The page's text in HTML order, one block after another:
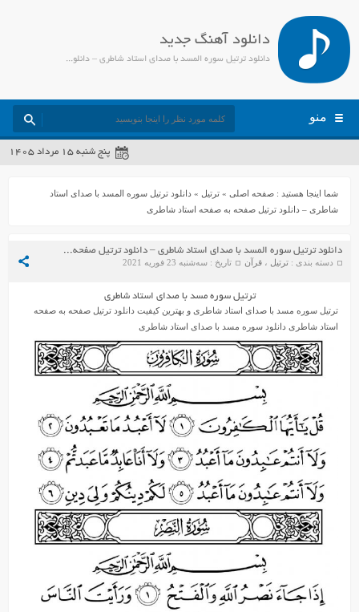
دانلود آهنگ جدید
دانلود ترتیل سوره المسد با صدای استاد شاطری – دانلود ترتیل صفحه به صفحه استاد شاطری - جمیل مدیا
منو
پنج شنبه ۱۵ مرداد ۱۴۰۵
شما اینجا هستید :صفحه اصلی »ترتیل »دانلود ترتیل سوره المسد با صدای استاد
شاطری – دانلود ترتیل صفحه به صفحه استاد شاطری
دانلود ترتیل سوره المسد با صدای استاد شاطری – دانلود ترتیل صفحه به صفحه استاد شاطری
دسته بندی :ترتیل ،قرآن تاریخ : سه‌شنبه 23 فوریه 2021
ترتیل سوره مسد با صدای استاد شاطری
ترتیل سوره مسد با صدای استاد شاطری و بهترین کیفیت دانلود ترتیل صفحه به صفحه
استاد شاطری دانلود سوره مسد با صدای استاد شاطری